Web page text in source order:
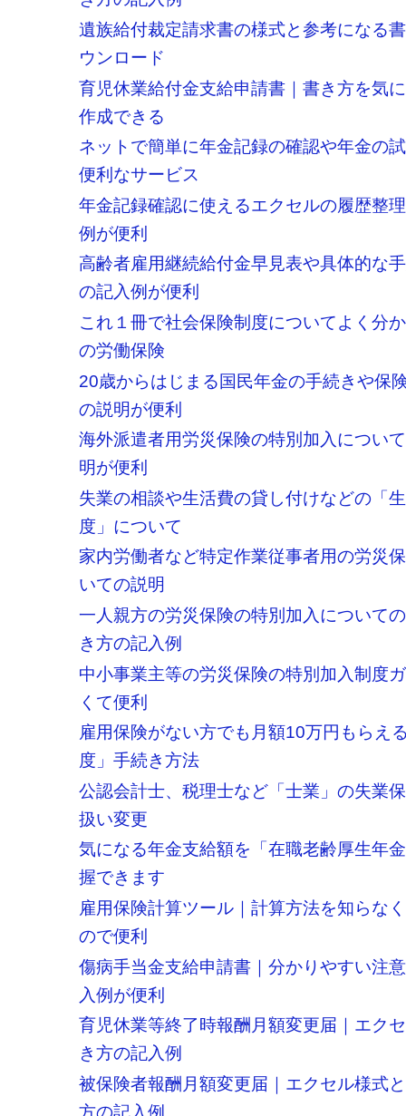
遺族給付裁定請求書の様式と参考になる
ウンロード
育児休業給付金支給申請書｜書き方を気
作成できる
ネットで簡単に年金記録の確認や年金の
便利なサービス
年金記録確認に使えるエクセルの履歴整
例が便利
高齢者雇用継続給付金早見表や具体的な
の記入例が便利
これ１冊で社会保険制度についてよく分
の労働保険
20歳からはじまる国民年金の手続きや保
の説明が便利
海外派遣者用労災保険の特別加入につい
明が便利
失業の相談や生活費の貸し付けなどの「
度」について
家内労働者など特定作業従事者用の労災
いての説明
一人親方の労災保険の特別加入について
き方の記入例
中小事業主等の労災保険の特別加入制度
くて便利
雇用保険がない方でも月額10万円もらえ
度」手続き方法
公認会計士、税理士など「士業」の失業
扱い変更
気になる年金支給額を「在職老齢厚生年
握できます
雇用保険計算ツール｜計算方法を知らな
ので便利
傷病手当金支給申請書｜分かりやすい注
入例が便利
育児休業等終了時報酬月額変更届｜エク
き方の記入例
被保険者報酬月額変更届｜エクセル様式
方の記入例